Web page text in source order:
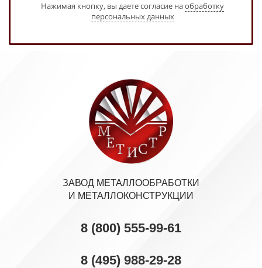
Нажимая кнопку, вы даете согласие наобработку
персональных данных
ЗАВОД МЕТАЛЛООБРАБОТКИ
И МЕТАЛЛОКОНСТРУКЦИИ
8 (800) 555-99-61
8 (495) 988-29-28